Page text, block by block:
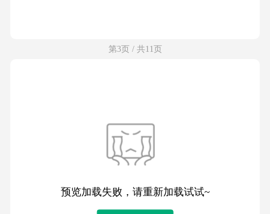
第3页 / 共11页
预览加载失败，请重新加载试试~